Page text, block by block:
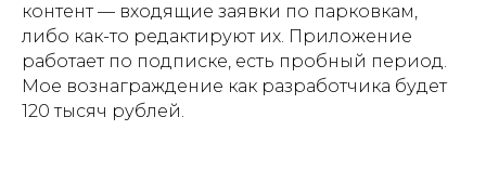
контент — входящие заявки по парковкам,
либо как-то редактируют их. Приложение
работает по подписке, есть пробный период.
Мое вознаграждение как разработчика будет
120 тысяч рублей.